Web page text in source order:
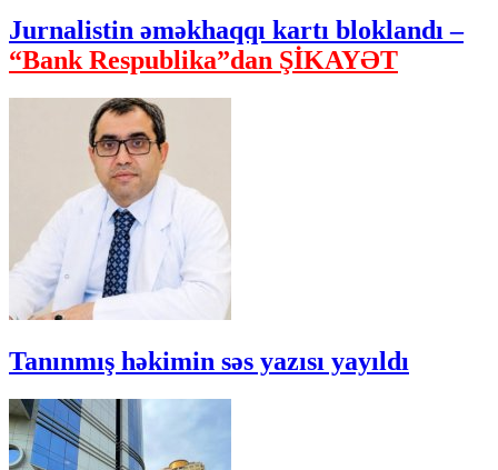
Jurnalistin əməkhaqqı kartı bloklandı –
“Bank Respublika”dan ŞİKAYƏT
Tanınmış həkimin səs yazısı yayıldı